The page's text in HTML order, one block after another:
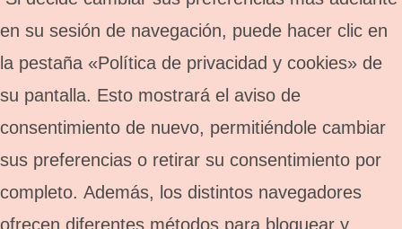
en su sesión de navegación, puede hacer clic en
la pestaña «Política de privacidad y cookies» de
su pantalla. Esto mostrará el aviso de
consentimiento de nuevo, permitiéndole cambiar
sus preferencias o retirar su consentimiento por
completo. Además, los distintos navegadores
ofrecen diferentes métodos para bloquear y